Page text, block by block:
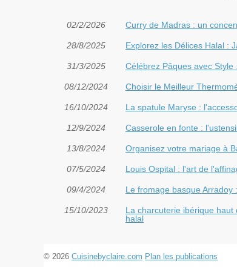
02/2/2026 Curry de Madras : un
28/8/2025 Explorez les Délices Halal :
31/3/2025 Célébrez Pâques avec
08/12/2024 Choisir le Meilleur
16/10/2024 La spatule Maryse :
12/9/2024 Casserole en fonte :
13/8/2024 Organisez votre mariage à
07/5/2024 Louis Ospital : l'art de
09/4/2024 Le fromage basque
15/10/2023
La charcuterie ibérique
halal
© 2026 Cuisinebyclaire.com Plan les publications